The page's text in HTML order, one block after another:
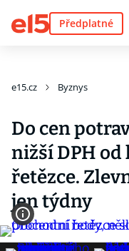
Předplatné
e15.cz Byznys
Do cen
nižší DPH
řetězce.
jen týdny